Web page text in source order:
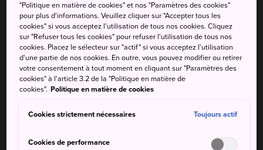
"Politique en matière de cookies" et nos "Paramètres des cookies"
pour plus d'informations. Veuillez cliquer sur "Accepter tous les
cookies" si vous acceptez l'utilisation de tous nos cookies. Cliquez
sur "Refuser tous les cookies" pour refuser l'utilisation de tous nos
cookies. Placez le sélecteur sur "actif" si vous acceptez l'utilisation
d'une partie de nos cookies. En outre, vous pouvez modifier ou retirer
votre consentement à tout moment en cliquant sur "Paramètres des
cookies" à l'article 3.2 de la "Politique en matière de
cookies". Politique en matière de cookies
Cookies strictement nécessaires Toujours actif
Cookies de performance